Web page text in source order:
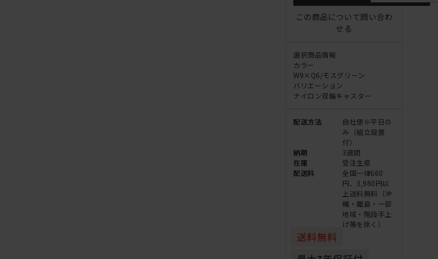
この商品について問い合わ
せる
選択商品情報
カラー
W9×Q6/モスグリーン
バリエーション
ナイロン双輪キャスター
配送方法
自社便※平日の
み（組立設置
付）
納期
3週間
在庫
受注生産
配送料
全国一律660
円、3,980円以
上送料無料（沖
縄・離島・一部
地域・階段手上
げ等を除く）